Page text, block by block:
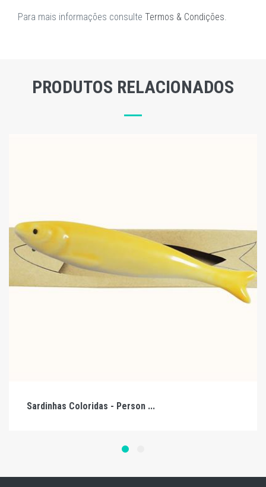
Para mais informações consulte Termos & Condições.
PRODUTOS RELACIONADOS
Sardinhas Coloridas - Person ...